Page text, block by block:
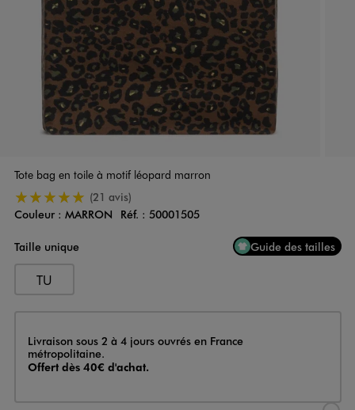
Tote bag en toile à motif léopard marron
5/5 de moyenne(21 avis)
Couleur
Couleur : MARRON Réf. : 50001505
Taille unique
Guide des tailles
TU
Livraison
Livraison sous 2 à 4 jours ouvrés en France
métropolitaine.
Offert dès 40€ d'achat.